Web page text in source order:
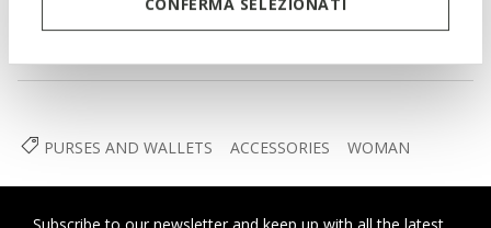
Gleaming light-gold-effect hardware.
ITEM CODE:D35K3G00046C6017
PURSES AND WALLETS ACCESSORIES WOMAN